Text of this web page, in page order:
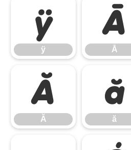
ÿ
ÿ
Ā
Ā
Ă
Ă
ă
ă